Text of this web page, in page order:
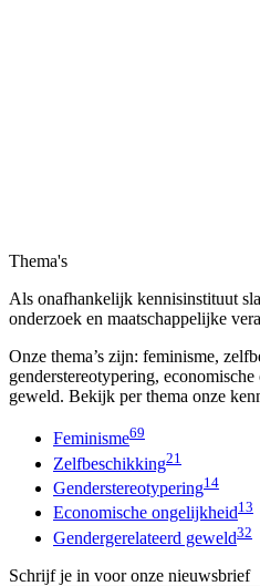
Thema's
Als onafhankelijk kennisinstituut
onderzoek en maatschappelijke
Onze thema’s zijn: feminisme,
genderstereotypering,
geweld. Bekijk per thema onze
Feminisme69
Zelfbeschikking21
Genderstereotypering14
Economische ongelijkheid13
Gendergerelateerd geweld32
Schrijf je in voor onze nieuwsbrief